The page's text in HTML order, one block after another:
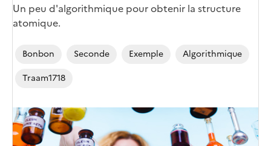
Un peu d'algorithmique pour obtenir la structure
atomique.
Bonbon Seconde Exemple
Algorithmique
Traam1718